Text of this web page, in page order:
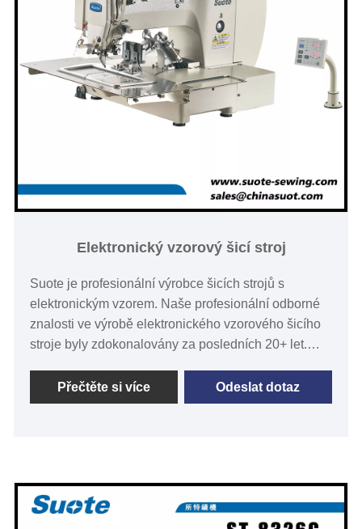
Elektronický vzorový šicí stroj
Suote je profesionální výrobce šicích strojů s
elektronickým vzorem. Naše profesionální odborné
znalosti ve výrobě elektronického vzorového šicího
stroje byly zdokonalovány za posledních 20+ let.
(300*200mm). Zavedení: · Šití data jsou šitá věrně a
atraktivně. · Vysoká maximální rychlost šití
programátor（volitelný produkt） ·Šicí plocha:
300*200mm
Přečtěte si více Odeslat dotaz